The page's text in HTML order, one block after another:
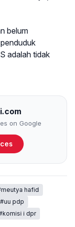
belum
adalah tidak
on Google
hafid
#uu pdp
i dpr